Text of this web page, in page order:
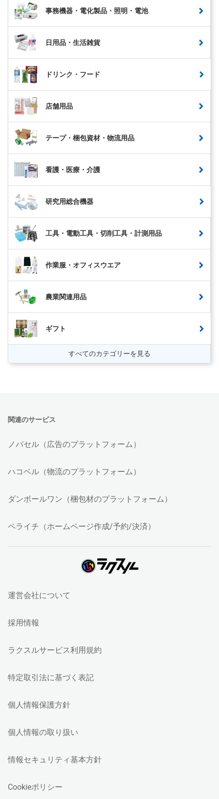
事務機器・電化製品・照明・電池
日用品・生活雑貨
ドリンク・フード
店舗用品
テープ・梱包資材・物流用品
看護・医療・介護
研究用総合機器
工具・電動工具・切削工具・計測用品
作業服・オフィスウエア
農業関連用品
ギフト
すべてのカテゴリーを見る
関連のサービス
ノバセル（広告のプラットフォーム）
ハコベル（物流のプラットフォーム）
ダンボールワン（梱包材のプラットフォーム）
ペライチ（ホームページ作成/予約/決済）
運営会社について
採用情報
ラクスルサービス利用規約
特定取引法に基づく表記
個人情報保護方針
個人情報の取り扱い
情報セキュリティ基本方針
Cookieポリシー